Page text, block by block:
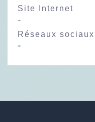
Site Internet
-
Réseaux sociaux
-